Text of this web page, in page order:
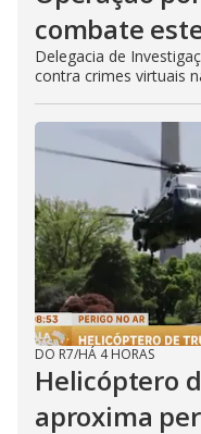
combate
Delegacia de
contra crimes virtuais
DO R7/HÁ 4 HORAS
Helicóptero
aproxima